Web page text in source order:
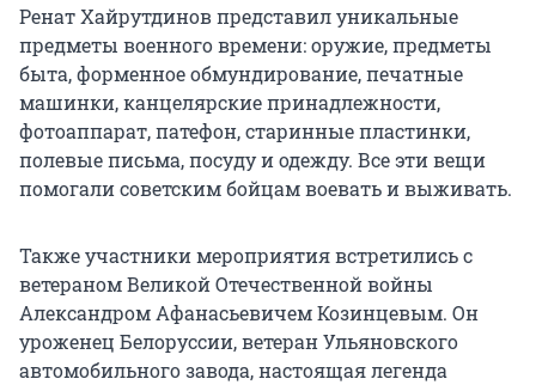
Ренат Хайрутдинов представил уникальные
предметы военного времени: оружие, предметы
быта, форменное обмундирование, печатные
машинки, канцелярские принадлежности,
фотоаппарат, патефон, старинные пластинки,
полевые письма, посуду и одежду. Все эти вещи
помогали советским бойцам воевать и выживать.
Также участники мероприятия встретились с
ветераном Великой Отечественной войны
Александром Афанасьевичем Козинцевым. Он
уроженец Белоруссии, ветеран Ульяновского
автомобильного завода, настоящая легенда